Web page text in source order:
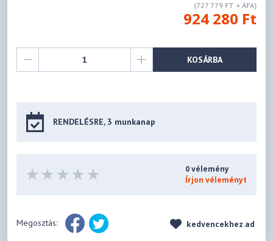
(727 779 FT + ÁFA)
924 280 Ft
KOSÁRBA
RENDELÉSRE, 3 munkanap
0 vélemény
Írjon véleményt
Megosztás: kedvencekhez ad